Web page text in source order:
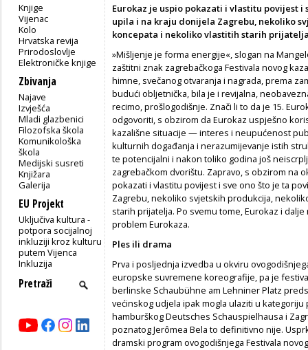
Knjige
Vijenac
Kolo
Hrvatska revija
Prirodoslovlje
Elektroničke knjige
Zbivanja
Najave
Izvješća
Mladi glazbenici
Filozofska škola
Komunikološka
škola
Medijski susreti
Knjižara
Galerija
EU Projekt
Uključiva kultura -
potpora socijalnoj
inkluziji kroz kulturu
putem Vijenca
Inkluzija
Eurokaz je uspio pokazati i vlastitu povijest
upila i na kraju donijela Zagrebu, nekoliko
koncepata i nekoliko vlastitih starih
»Mišljenje je forma energije«, slogan na
zaštitni znak zagrebačkoga Festivala novog
himne, svečanog otvaranja i nagrada, prema
budući obljetnička, bila je i revijalna,
recimo, prošlogodišnje. Znači li to da je 15.
odgovoriti, s obzirom da Eurokaz uspješno
kazališne situacije — interes i neupućenost
kulturnih događanja i nerazumijevanje istih
te potencijalni i nakon toliko godina još
zagrebačkom dvorištu. Zapravo, s obzirom na
pokazati i vlastitu povijest i sve ono što je ta
Zagrebu, nekoliko svjetskih produkcija,
starih prijatelja. Po svemu tome, Eurokaz i
problem Eurokaza.
Ples ili drama
Prva i posljednja izvedba u okviru
europske suvremene koreografije, pa je
berlinske Schaubühne am Lehniner Platz
većinskog udjela ipak mogla ulaziti u
hamburškog Deutsches Schauspielhausa i
poznatog Jerômea Bela to definitivno nije.
dramski program ovogodišnjega Festivala